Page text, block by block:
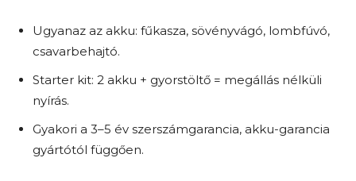
Ugyanaz az akku: fűkasza, sövényvágó, lombfúvó,
csavarbehajtó.
Starter kit: 2 akku + gyorstöltő = megállás nélküli
nyírás.
Gyakori a 3–5 év szerszámgarancia, akku-garancia
gyártótól függően.